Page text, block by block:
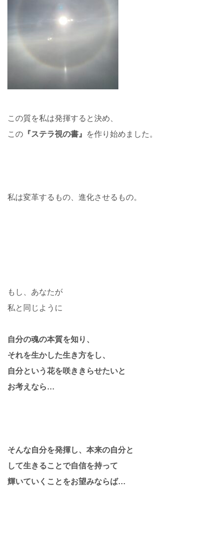
この質を私は発揮すると決め、
この 『ステラ視の書』 を作り始めました。
私は変革するもの、進化させるもの。
もし、あなたが
私と同じように
自分の魂の本質を知り、
それを生かした生き方をし、
自分という花を咲ききらせたいと
お考えなら…
そんな自分を発揮し、本来の自分と
して生きることで自信を持って
輝いていくことをお望みならば…